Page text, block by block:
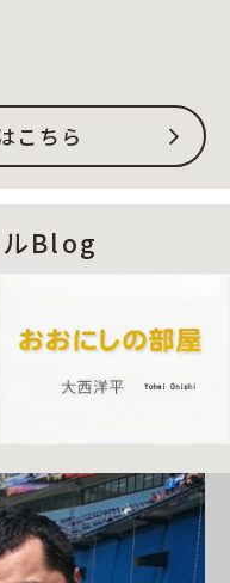
こちら
Blog